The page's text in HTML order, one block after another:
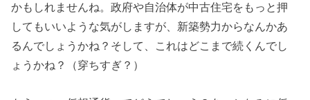
かもしれませんね。政府や自治体が中古住宅をもっと押
してもいいような気がしますが、新築勢力からなんかあ
るんでしょうかね？そして、これはどこまで続くんでし
ょうかね？（穿ちすぎ？）